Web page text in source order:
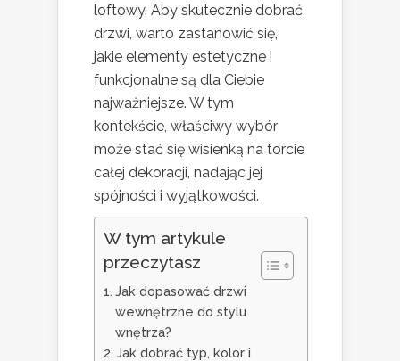
loftowy. Aby skutecznie dobrać
drzwi, warto zastanowić się,
jakie elementy estetyczne i
funkcjonalne są dla Ciebie
najważniejsze. W tym
kontekście, właściwy wybór
może stać się wisienką na torcie
całej dekoracji, nadając jej
spójności i wyjątkowości.
W tym artykule
przeczytasz
Jak dopasować drzwi
wewnętrzne do stylu
wnętrza?
Jak dobrać typ, kolor i